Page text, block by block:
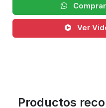
Ver
Productos